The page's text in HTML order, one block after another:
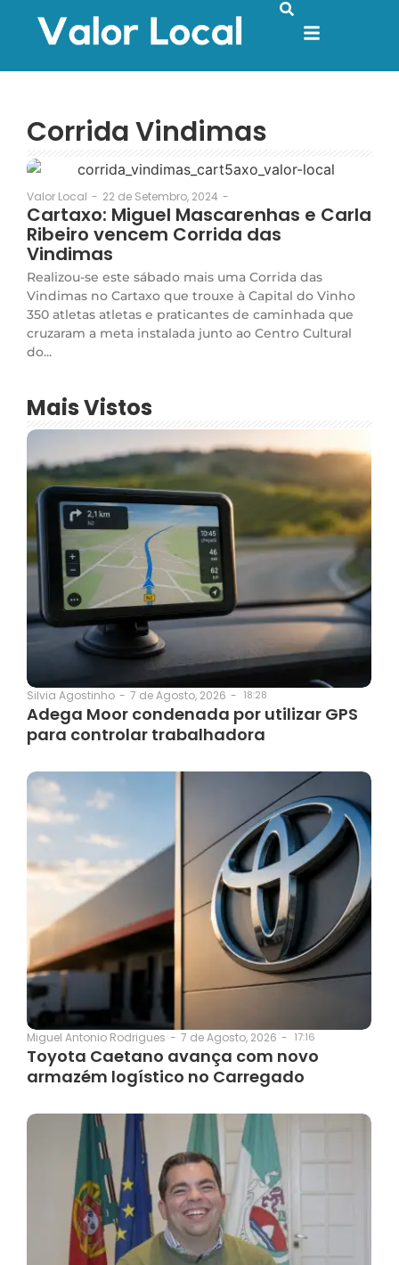
Corrida Vindimas
Valor Local - 22 de Setembro, 2024 -
Cartaxo: Miguel Mascarenhas e Carla
Ribeiro vencem Corrida das
Vindimas
Realizou-se este sábado mais uma Corrida das
Vindimas no Cartaxo que trouxe à Capital do Vinho
350 atletas atletas e praticantes de caminhada que
cruzaram a meta instalada junto ao Centro Cultural
do...
Mais Vistos
Silvia Agostinho - 7 de Agosto, 2026 - 18:28
Adega Moor condenada por utilizar GPS
para controlar trabalhadora
Miguel Antonio Rodrigues - 7 de Agosto, 2026 - 17:16
Toyota Caetano avança com novo
armazém logístico no Carregado